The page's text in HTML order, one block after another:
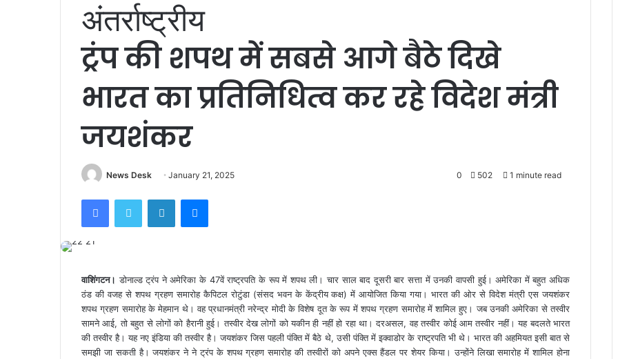
अंतर्राष्ट्रीय
ट्रंप की शपथ में सबसे आगे बैठे दिखे
भारत का प्रतिनिधित्व कर रहे विदेश मंत्री
जयशंकर
News Desk January 21, 2025 0 502 1 minute read
वाशिंगटन। डोनाल्ड ट्रंप ने अमेरिका के 47वें राष्ट्रपति के रूप में शपथ ली। चार साल बाद दूसरी बार सत्ता में उनकी वापसी हुई। अमेरिका में बहुत अधिक
ठंड की वजह से शपथ ग्रहण समारोह कैपिटल रोटुंडा (संसद भवन के केंद्रीय कक्ष) में आयोजित किया गया। भारत की ओर से विदेश मंत्री एस जयशंकर
शपथ ग्रहण समारोह के मेहमान थे। वह प्रधानमंत्री नरेन्द्र मोदी के विशेष दूत के रूप में शपथ ग्रहण समारोह में शामिल हुए। जब उनकी अमेरिका से तस्वीर
सामने आई, तो बहुत से लोगों को हैरानी हुई। तस्वीर देख लोगों को यकीन ही नहीं हो रहा था। दरअसल, वह तस्वीर कोई आम तस्वीर नहीं। यह बदलते भारत
की तस्वीर है। यह नए इंडिया की तस्वीर है। जयशंकर जिस पहली पंक्ति में बैठे थे, उसी पंक्ति में इक्वाडोर के राष्ट्रपति भी थे। भारत की अहमियत इसी बात से
समझी जा सकती है। जयशंकर ने ने ट्रंप के शपथ ग्रहण समारोह की तस्वीरों को अपने एक्स हैंडल पर शेयर किया। उन्होंने लिखा समारोह में शामिल होना